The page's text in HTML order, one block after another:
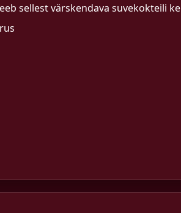
sellest värskendava suvekokteili